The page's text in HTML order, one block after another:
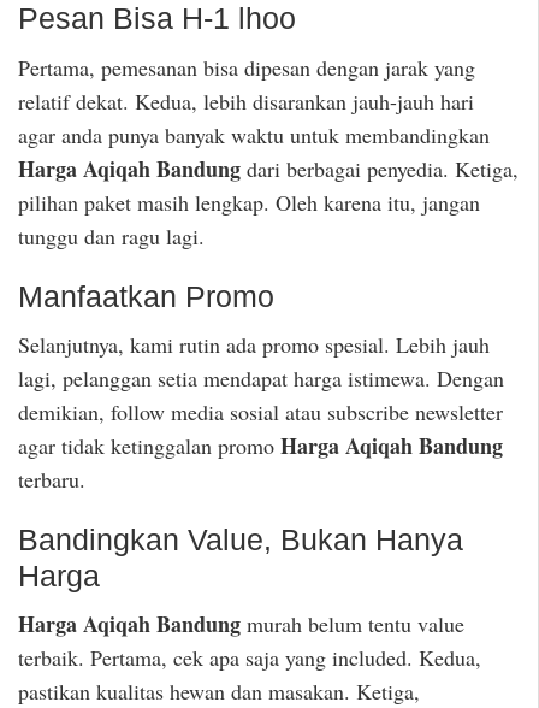
Pesan Bisa H-1 lhoo
Pertama, pemesanan bisa dipesan dengan jarak yang
relatif dekat. Kedua, lebih disarankan jauh-jauh hari
agar anda punya banyak waktu untuk membandingkan
Harga Aqiqah Bandung dari berbagai penyedia. Ketiga,
pilihan paket masih lengkap. Oleh karena itu, jangan
tunggu dan ragu lagi.
Manfaatkan Promo
Selanjutnya, kami rutin ada promo spesial. Lebih jauh
lagi, pelanggan setia mendapat harga istimewa. Dengan
demikian, follow media sosial atau subscribe newsletter
agar tidak ketinggalan promo Harga Aqiqah Bandung
terbaru.
Bandingkan Value, Bukan Hanya
Harga
Harga Aqiqah Bandung murah belum tentu value
terbaik. Pertama, cek apa saja yang included. Kedua,
pastikan kualitas hewan dan masakan. Ketiga,